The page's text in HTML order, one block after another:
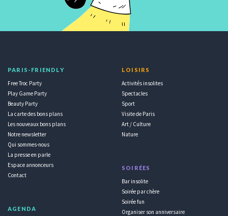
PARIS-FRIENDLY
Free Troc Party
Play Game Party
Beauty Party
La carte des bons plans
Les nouveaux bons plans
Notre newsletter
Qui sommes-nous
La presse en parle
Espace annonceurs
Contact
AGENDA
LOISIRS
Activités insolites
Spectacles
Sport
Visite de Paris
Art / Culture
Nature
SOIRÉES
Bar insolite
Soirée par chère
Soirée fun
Organiser son anniversaire